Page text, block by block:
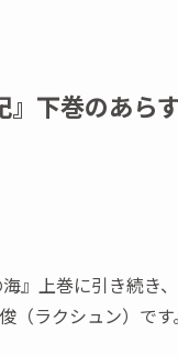
』下巻のあら
』上巻に引き続き
（ラクシュン）です。